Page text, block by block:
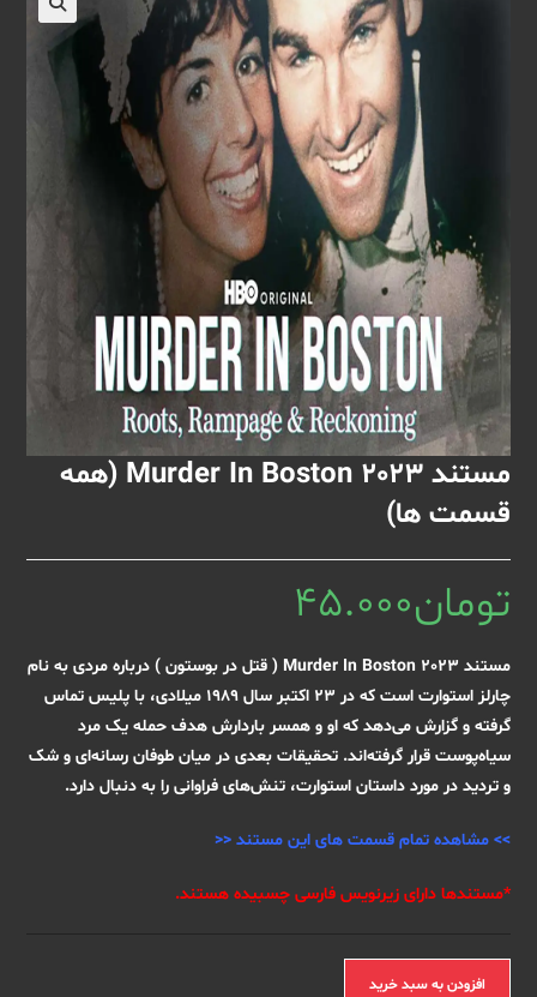
🔍
مستند Murder In Boston 2023 (همه
قسمت ها)
تومان45.000
مستند Murder In Boston 2023 ( قتل در بوستون ) درباره مردی به نام
چارلز استوارت است که در 23 اکتبر سال 1989 میلادی، با پلیس تماس
گرفته و گزارش می‌دهد که او و همسر باردارش هدف حمله یک مرد
سیاه‌پوست قرار گرفته‌اند. تحقیقات بعدی در میان طوفان رسانه‌ای و شک
و تردید در مورد داستان استوارت، تنش‌های فراوانی را به دنبال دارد.
>>مشاهده تمام قسمت های این مستند <<
*مستندها دارای زیرنویس فارسی چسبیده هستند.
مستند
افزودن به سبد خرید